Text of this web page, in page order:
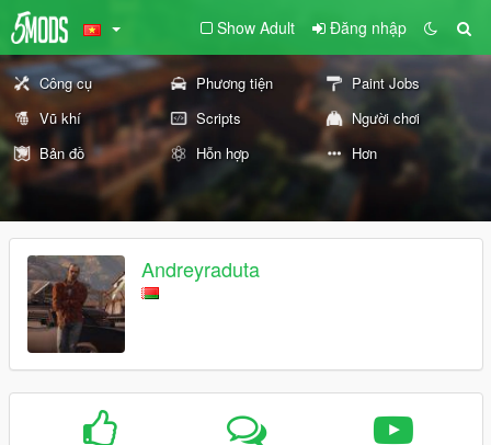
Show Adult Đăng nhập
Công cụ Phương tiện
Paint Jobs
Vũ khí
Scripts
Người chơi
Bản đồ
Hỗn hợp Hơn
Andreyraduta